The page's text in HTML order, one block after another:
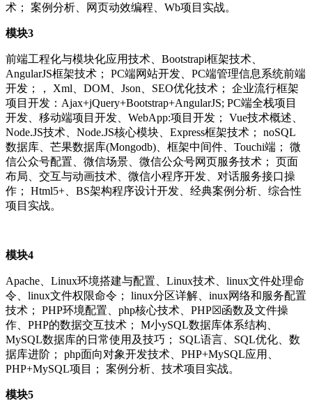
术； 案例分析、网页动效编程、Wb项目实战。
模块3
前端工程化与模块化应用技术、Bootstrapi框架技术、
AngularJS框架技术； PC端网站开发、PC端管理信息系统前端
开发；， Xml、DOM、Json、SEO优化技术； 企业流行框架
项目开发：Ajax+jQuery+Bootstrap+AngularJS; PC端全栈项目
开发、移动端项目开发、WebApp:项目开发； Vue技术概述、
Node.JS技术、Node.JS核心模块、Express框架技术； noSQL
数据库、芒果数据库(Mongodb)、框架中间件、Touchi端； 微
信公众号配置、微信场景、微信公众号网页服务技术； 页面
布局、交互与动画技术、微信小程序开发、对话服务接口操
作； Html5+、BS架构程序设计开发、经典案例分析、综合性
项目实战。
模块4
Apache、Linux环境搭建与配置、Linux技术、linux文件处理命
令、linux文件权限命令； linux分区详解、inux网络和服务配置
技术； PHP环境配置、php核心技术、PHP☒函数及文件操
作、PHP的数据交互技术； M小ySQL数据库体系结构、
MySQL数据库的日常使用及技巧； SQL语言、SQL优化、数
据库进阶； php面向对象开发技术、PHP+MySQL应用、
PHP+MySQL项目； 案例分析、技术项目实战。
模块5